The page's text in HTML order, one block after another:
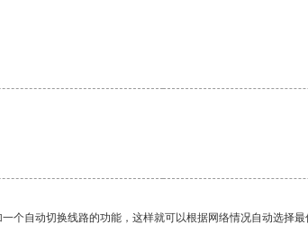
自动切换线路的功能，这样就可以根据网络情况自动选择最